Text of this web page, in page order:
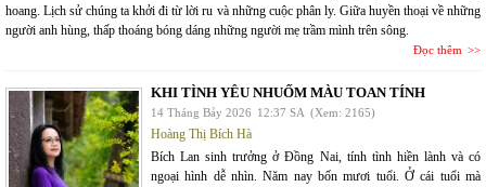
hoang. Lịch sử chúng ta khởi đi từ lời ru và những cuộc phân ly. Giữa huyền thoại về những
người anh hùng, thấp thoáng bóng dáng những người mẹ trầm mình trên sông.
Đọc thêm
KHI TÌNH YÊU NHUỐM MÀU TOAN TÍNH
14 Tháng Bảy 2026 12:37 SA (Xem: 2165)
Hoàng Thị Bích Hà
Bích Lan sinh trưởng ở Đồng Nai, tính tình hiền lành và có
ngoại hình dễ nhìn. Năm nay bốn mươi tuổi. Ở cái tuổi mà